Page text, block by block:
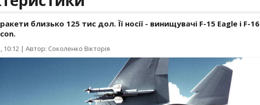
близько 125 тис дол. Її носії - винищувачі F-15 Eagle і F-16
10:12 | Автор: Соколенко Вікторія